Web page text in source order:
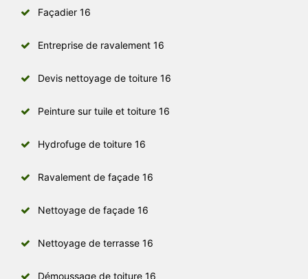
Façadier 16
Entreprise de ravalement 16
Devis nettoyage de toiture 16
Peinture sur tuile et toiture 16
Hydrofuge de toiture 16
Ravalement de façade 16
Nettoyage de façade 16
Nettoyage de terrasse 16
Démoussage de toiture 16